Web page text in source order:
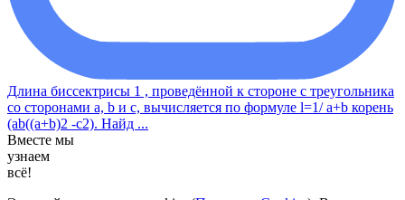
Длина биссектрисы 1 , проведённой к стороне с треугольника
со сторонами a, b и с, вычисляется по формуле l=1/ a+b корень
(ab((a+b)2 -c2). Найд ...
Вместе мы
узнаем
всё!